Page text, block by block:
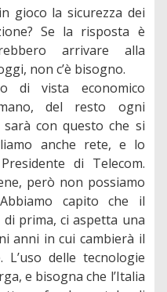
gioco la sicurezza dei
Se la risposta è
arrivare alla
non c’è bisogno.
di vista economico
del resto ogni
con questo che si
anche rete, e lo
di Telecom.
però non possiamo
capito che il
prima, ci aspetta una
anni in cui cambierà il
delle tecnologie
e bisogna che l’Italia